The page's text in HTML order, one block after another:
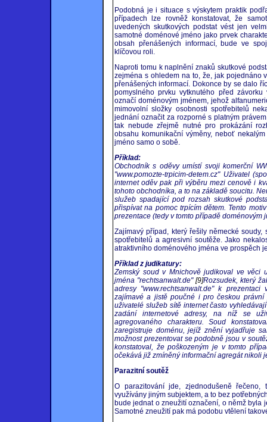
Podobná je i situace s výskytem praktik
případech lze rovněž konstatovat, že
uvedených skutkových podstat vést jen
samotné doménové jméno jako prvek
obsah přenášených informací, bude ve
klíčovou roli.
Naproti tomu k naplnění znaků skutkové
zejména s ohledem na to, že, jak pojednáno
přenášených informací. Dokonce by se dalo
pomyslného prvku vytknutého před
označí doménovým jménem, jehož
mimovolní složky osobnosti spotřebitelů
jednání označit za rozporné s platným
tak nebude zřejmě nutné pro prokázání
obsahu komunikační výměny, neboť
jméno samo o sobě.
Příklad:
Obchodník s oděvy umístí svoji komerční
"www.pomozte-trpicim-detem.cz" Uživatel
internet oděv pak při výběru mezi cenově i
tohoto obchodníka, a to na základě soucitu.
služeb spadající pod rozsah skutkové
přispívat na pomoc trpícím dětem. Tento
prezentace (tedy v tomto případě doménovým
Zajímavý případ, který řešily německé
spotřebitelů a agresivní soutěže. Jako
atraktivního doménového jména ve prospěch
Příklad z judikatury:
Zemský soud v Mnichově judikoval ve věci
jména "rechtsanwalt.de"[9]Rozsudek, který
adresy "www.rechtsanwalt.de" k
zajímavé a jistě poučné i pro českou
uživatelé služeb sítě internet často
zadání internetové adresy, na níž se
agregovaného charakteru. Soud
zaregistruje doménu, jejíž znění vyjadřuje
možnost prezentovat se podobně jsou v
konstatoval, že poškozeným je v tomto
očekává již zmíněný informační agregát nikoli
Parazitní soutěž
O parazitování jde, zjednodušeně
využívány jiným subjektem, a to bez
bude jednat o zneužití označení, o němž byla
Samotné zneužití pak má podobu vtělení